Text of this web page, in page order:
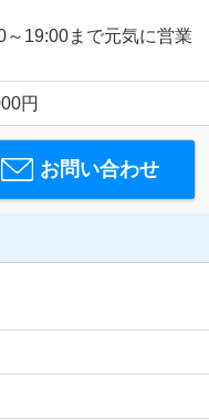
～19:00まで元気に営業
円
お問い合わせ